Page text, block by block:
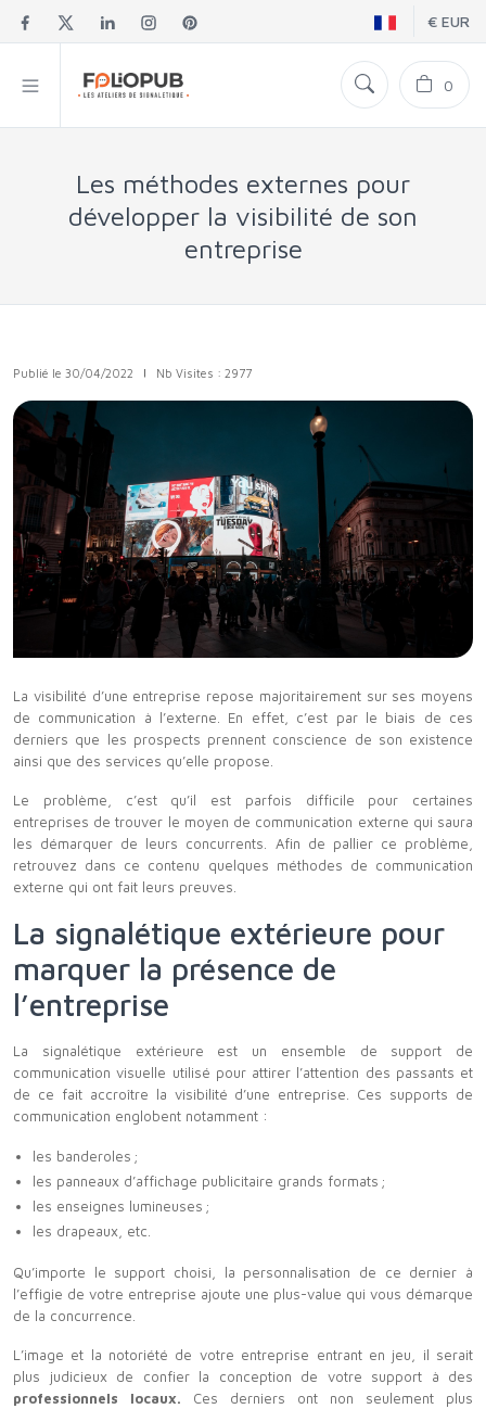
€ EUR
0
Les méthodes externes pour
développer la visibilité de son
entreprise
Publié le 30/04/2022 | Nb Visites : 2977
La visibilité d’une entreprise repose majoritairement sur ses moyens
de communication à l’externe. En effet, c’est par le biais de ces
derniers que les prospects prennent conscience de son existence
ainsi que des services qu’elle propose.
Le problème, c’est qu’il est parfois difficile pour certaines
entreprises de trouver le moyen de communication externe qui saura
les démarquer de leurs concurrents. Afin de pallier ce problème,
retrouvez dans ce contenu quelques méthodes de communication
externe qui ont fait leurs preuves.
La signalétique extérieure pour
marquer la présence de
l’entreprise
La signalétique extérieure est un ensemble de support de
communication visuelle utilisé pour attirer l’attention des passants et
de ce fait accroître la visibilité d’une entreprise. Ces supports de
communication englobent notamment :
les banderoles ;
les panneaux d’affichage publicitaire grands formats ;
les enseignes lumineuses ;
les drapeaux, etc.
Qu’importe le support choisi, la personnalisation de ce dernier à
l’effigie de votre entreprise ajoute une plus-value qui vous démarque
de la concurrence.
L’image et la notoriété de votre entreprise entrant en jeu, il serait
plus judicieux de confier la conception de votre support à des
professionnels locaux. Ces derniers ont non seulement plus